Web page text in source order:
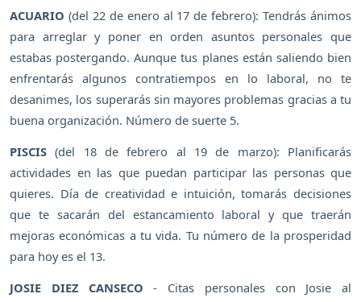
ACUARIO (del 22 de enero al 17 de febrero): Tendrás ánimos
para arreglar y poner en orden asuntos personales que
estabas postergando. Aunque tus planes están saliendo bien
enfrentarás algunos contratiempos en lo laboral, no te
desanimes, los superarás sin mayores problemas gracias a tu
buena organización. Número de suerte 5.
PISCIS (del 18 de febrero al 19 de marzo): Planificarás
actividades en las que puedan participar las personas que
quieres. Día de creatividad e intuición, tomarás decisiones
que te sacarán del estancamiento laboral y que traerán
mejoras económicas a tu vida. Tu número de la prosperidad
para hoy es el 13.
JOSIE DIEZ CANSECO - Citas personales con Josie al